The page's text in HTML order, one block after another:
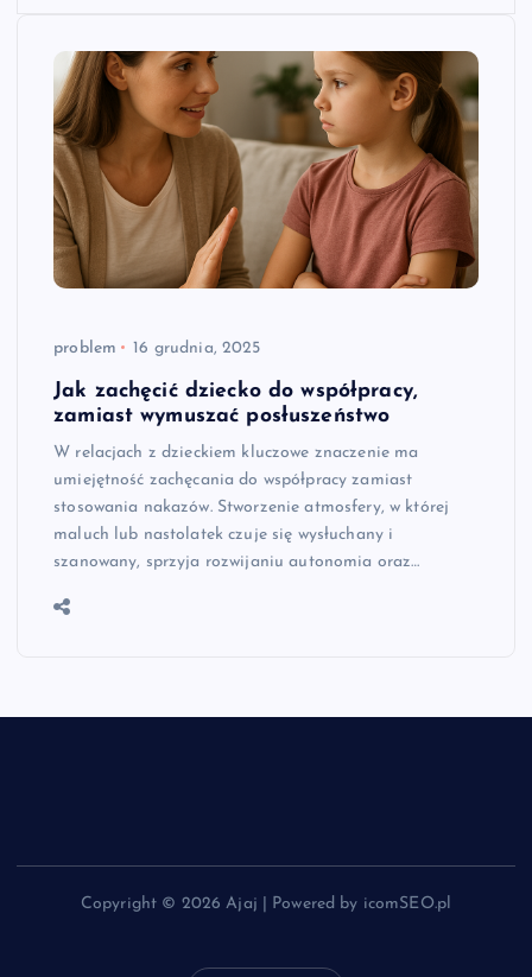
problem 16 grudnia, 2025
Jak zachęcić dziecko do współpracy,
zamiast wymuszać posłuszeństwo
W relacjach z dzieckiem kluczowe znaczenie ma
umiejętność zachęcania do współpracy zamiast
stosowania nakazów. Stworzenie atmosfery, w której
maluch lub nastolatek czuje się wysłuchany i
szanowany, sprzyja rozwijaniu autonomia oraz…
Copyright © 2026 Ajaj | Powered by icomSEO.pl